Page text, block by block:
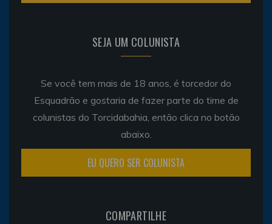
SEJA UM COLUNISTA
Se você tem mais de 18 anos, é torcedor do
Esquadrão e gostaria de fazer parte do time de
colunistas do Torcidabahia, então clica no botão
abaixo.
EU QUERO SER COLUNISTA
COMPARTILHE